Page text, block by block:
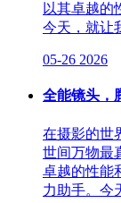
以其卓越的
今天，就让
05-26 2026
全能镜头，
在摄影的世
世间万物最
卓越的性能
力助手。今